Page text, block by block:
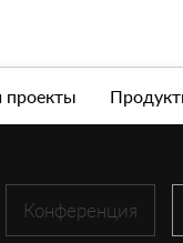
успеха
проекты
Конференция